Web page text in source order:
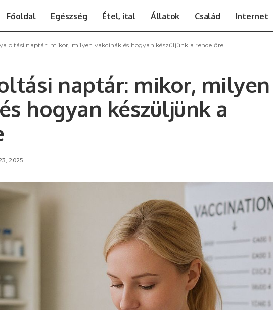
Főoldal Egészség Étel, ital Állatok Család Internet
oltási naptár: mikor, milyen vakcinák és hogyan készüljünk a rendelőre
naptár: mikor, milyen
hogyan készüljünk a
2025